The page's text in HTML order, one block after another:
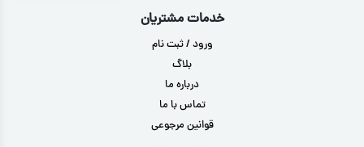
خدمات مشتریان
ورود / ثبت نام
بلاگ
درباره ما
تماس با ما
قوانین مرجوعی